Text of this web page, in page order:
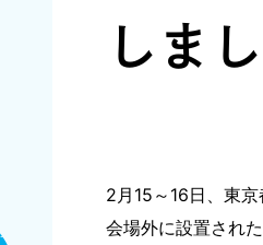
しま
2月15～16日、東
会場外に設置され